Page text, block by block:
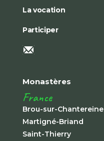
La vocation
Participer
Monastères
France
Brou-sur-Chantereine
Martigné-Briand
Saint-Thierry